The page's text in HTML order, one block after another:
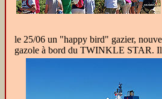
le 25/06 un "happy bird" gazier,
gazole à bord du TWINKLE STAR. Il